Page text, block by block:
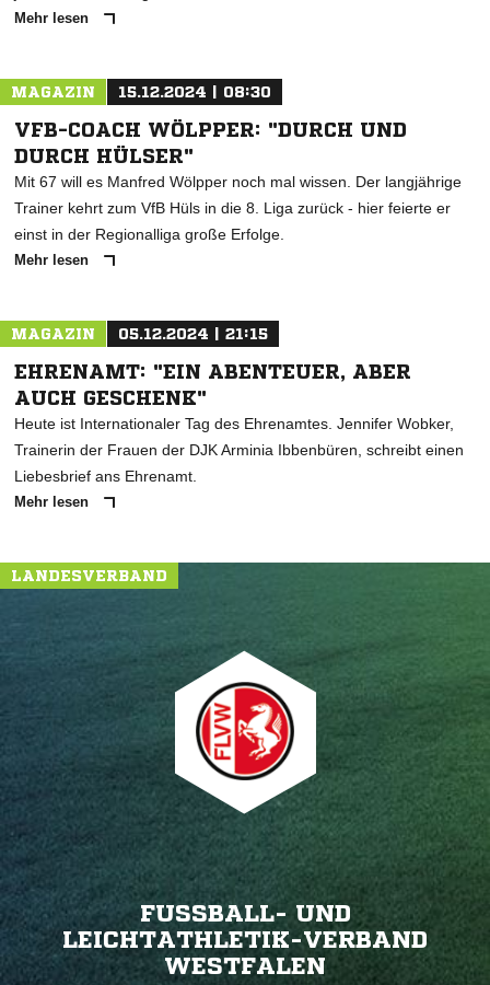
Mehr lesen
MAGAZIN 15.12.2024 | 08:30
VFB-COACH WÖLPPER: "DURCH UND
DURCH HÜLSER"
Mit 67 will es Manfred Wölpper noch mal wissen. Der langjährige
Trainer kehrt zum VfB Hüls in die 8. Liga zurück - hier feierte er
einst in der Regionalliga große Erfolge.
Mehr lesen
MAGAZIN 05.12.2024 | 21:15
EHRENAMT: "EIN ABENTEUER, ABER
AUCH GESCHENK"
Heute ist Internationaler Tag des Ehrenamtes. Jennifer Wobker,
Trainerin der Frauen der DJK Arminia Ibbenbüren, schreibt einen
Liebesbrief ans Ehrenamt.
Mehr lesen
LANDESVERBAND
FUSSBALL- UND L
EICHTATHLETIK-VERBAND W
ESTFALEN